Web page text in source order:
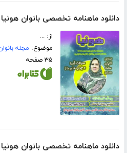
دانلود ماهنامه تخصصی بانوان
از: ...
موضوع: مجله
۳۵ صفحه
دانلود ماهنامه تخصصی بانوان